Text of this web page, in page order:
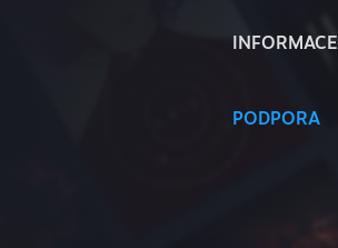
INFORMACE
PODPORA